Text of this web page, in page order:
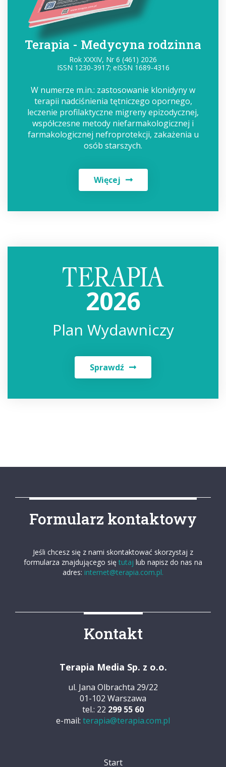
Terapia - Medycyna rodzinna
Rok XXXIV, Nr 6 (461) 2026
ISSN 1230-3917; eISSN 1689-4316
W numerze m.in.: zastosowanie klonidyny w
terapii nadciśnienia tętniczego opornego,
leczenie profilaktyczne migreny epizodycznej,
współczesne metody niefarmakologicznej i
farmakologicznej nefroprotekcji, zakażenia u
osób starszych.
Więcej
2026
Plan Wydawniczy
Sprawdź
Formularz kontaktowy
Jeśli chcesz się z nami skontaktować skorzystaj z
formularza znajdującego się tutaj lub napisz do nas na
adres: internet@terapia.com.pl.
Kontakt
Terapia Media Sp. z o.o.
ul. Jana Olbrachta 29/22
01-102 Warszawa
tel.: 22 299 55 60
e-mail: terapia@terapia.com.pl
Start